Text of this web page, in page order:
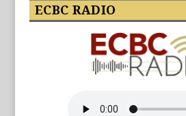
ECBC RADIO